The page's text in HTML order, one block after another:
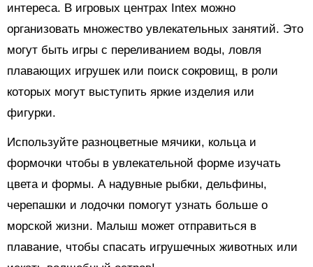
интереса. В игровых центрах Intex можно
организовать множество увлекательных занятий. Это
могут быть игры с переливанием воды, ловля
плавающих игрушек или поиск сокровищ, в роли
которых могут выступить яркие изделия или
фигурки.
Используйте разноцветные мячики, кольца и
формочки чтобы в увлекательной форме изучать
цвета и формы. А надувные рыбки, дельфины,
черепашки и лодочки помогут узнать больше о
морской жизни. Малыш может отправиться в
плавание, чтобы спасать игрушечных животных или